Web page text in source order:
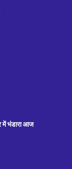
में भंडारा आज